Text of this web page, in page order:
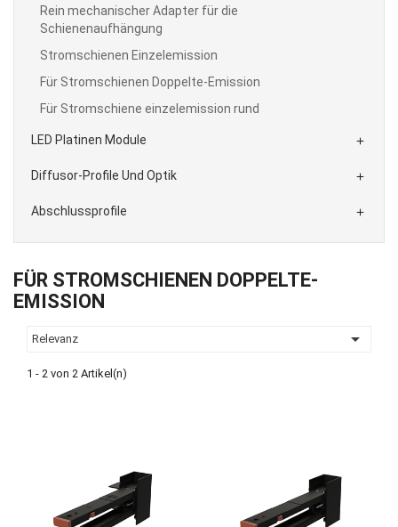
Rein mechanischer Adapter für die
Schienenaufhängung
Stromschienen Einzelemission
Für Stromschienen Doppelte-Emission
Für Stromschiene einzelemission rund
LED Platinen Module 
Diffusor-Profile Und Optik 
Abschlussprofile 
FÜR STROMSCHIENEN DOPPELTE-
EMISSION
Relevanz 
1 - 2 von 2 Artikel(n)